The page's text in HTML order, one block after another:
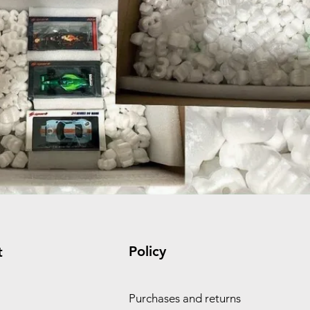
Policy
Purchases and returns